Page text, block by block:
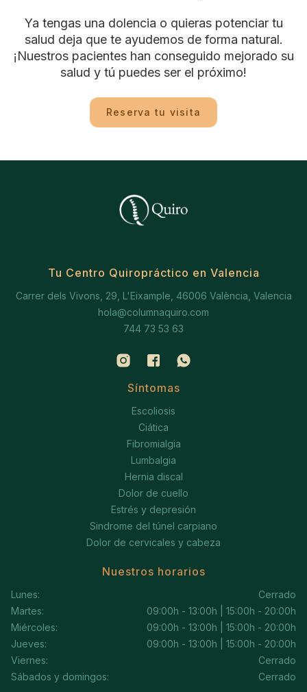
Ya tengas una dolencia o quieras potenciar tu
salud deja que te ayudemos de forma natural.
¡Nuestros pacientes han conseguido mejorado su
salud y tú puedes ser el próximo!
Reserva tu visita
Tu Centro Quiropráctico en Valencia
Carrer dels Vivons, 29, L'Eixample, 46006 València, Valencia
hola@columnaquiro.com
744 73 53 63
Síntomas
Escoliosis
Ciática
Fibromialgia
Lumbalgia
Hernia discal
Dolor de cuello
Estrés y depresión
Sindrome del túnel carpiano
Dolor de cervicales y cabeza
Nuestros horarios
Lunes:
Cerrado
Martes:
09:00h - 13:00h | 15:00h - 20:00h
Miércoles:
09:00h - 13:00h | 15:00h - 20:00h
Jueves:
09:00h - 13:00h | 15:00h - 20:00h
Viernes:
Cerrado
Sábados y domingos:
Cerrado